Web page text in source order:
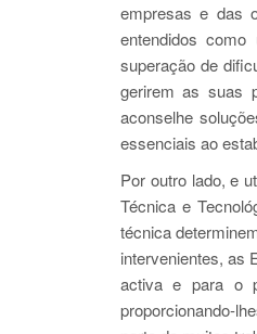
empresas e das
entendidos
superação de
gerirem as suas
aconselhe
essenciais ao
Por outro lado, e
Técnica e
técnica
intervenientes, as
activa e para o
proporcionando-